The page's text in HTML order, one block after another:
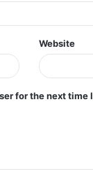
Website
for the next time